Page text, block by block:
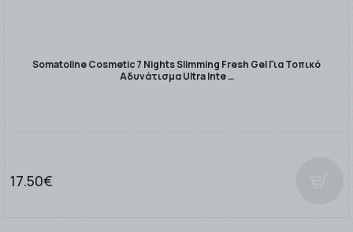
Somatoline Cosmetic 7 Nights Slimming Fresh Gel Για Τοπικό
Αδυνάτισμα Ultra Inte …
17.50€